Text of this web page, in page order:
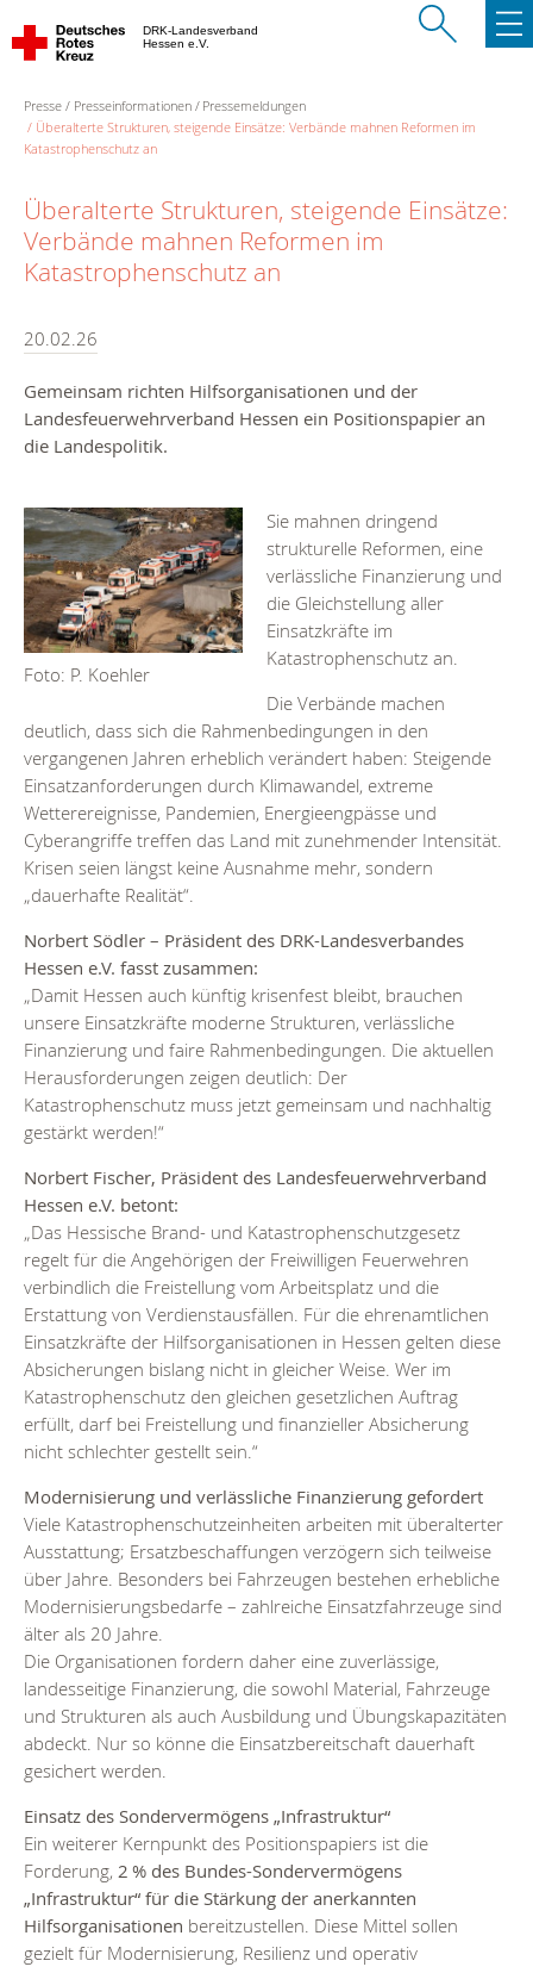
DRK-Landesverband
Hessen e.V.
Presse Presseinformationen
Pressemeldungen
Überalterte Strukturen, steigende Einsätze: Verbände mahnen Reformen im
Katastrophenschutz an
Überalterte Strukturen, steigende Einsätze:
Verbände mahnen Reformen im
Katastrophenschutz an
20.02.26
Gemeinsam richten Hilfsorganisationen und der
Landesfeuerwehrverband Hessen ein Positionspapier an
die Landespolitik.
Foto: P. Koehler
Sie mahnen dringend
strukturelle Reformen, eine
verlässliche Finanzierung und
die Gleichstellung aller
Einsatzkräfte im
Katastrophenschutz an.
Die Verbände machen
deutlich, dass sich die Rahmenbedingungen in den
vergangenen Jahren erheblich verändert haben: Steigende
Einsatzanforderungen durch Klimawandel, extreme
Wetterereignisse, Pandemien, Energieengpässe und
Cyberangriffe treffen das Land mit zunehmender Intensität.
Krisen seien längst keine Ausnahme mehr, sondern
„dauerhafte Realität“.
Norbert Södler – Präsident des DRK-Landesverbandes
Hessen e.V. fasst zusammen:
„Damit Hessen auch künftig krisenfest bleibt, brauchen
unsere Einsatzkräfte moderne Strukturen, verlässliche
Finanzierung und faire Rahmenbedingungen. Die aktuellen
Herausforderungen zeigen deutlich: Der
Katastrophenschutz muss jetzt gemeinsam und nachhaltig
gestärkt werden!“
Norbert Fischer, Präsident des Landesfeuerwehrverband
Hessen e.V. betont:
„Das Hessische Brand- und Katastrophenschutzgesetz
regelt für die Angehörigen der Freiwilligen Feuerwehren
verbindlich die Freistellung vom Arbeitsplatz und die
Erstattung von Verdienstausfällen. Für die ehrenamtlichen
Einsatzkräfte der Hilfsorganisationen in Hessen gelten diese
Absicherungen bislang nicht in gleicher Weise. Wer im
Katastrophenschutz den gleichen gesetzlichen Auftrag
erfüllt, darf bei Freistellung und finanzieller Absicherung
nicht schlechter gestellt sein.“
Modernisierung und verlässliche Finanzierung gefordert
Viele Katastrophenschutzeinheiten arbeiten mit überalterter
Ausstattung; Ersatzbeschaffungen verzögern sich teilweise
über Jahre. Besonders bei Fahrzeugen bestehen erhebliche
Modernisierungsbedarfe – zahlreiche Einsatzfahrzeuge sind
älter als 20 Jahre.
Die Organisationen fordern daher eine zuverlässige,
landesseitige Finanzierung, die sowohl Material, Fahrzeuge
und Strukturen als auch Ausbildung und Übungskapazitäten
abdeckt. Nur so könne die Einsatzbereitschaft dauerhaft
gesichert werden.
Einsatz des Sondervermögens „Infrastruktur“
Ein weiterer Kernpunkt des Positionspapiers ist die
Forderung, 2 % des Bundes-Sondervermögens
„Infrastruktur“ für die Stärkung der anerkannten
Hilfsorganisationen bereitzustellen. Diese Mittel sollen
gezielt für Modernisierung, Resilienz und operativ